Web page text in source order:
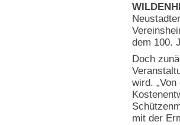
dem 100.
Doch
wird.
mit der